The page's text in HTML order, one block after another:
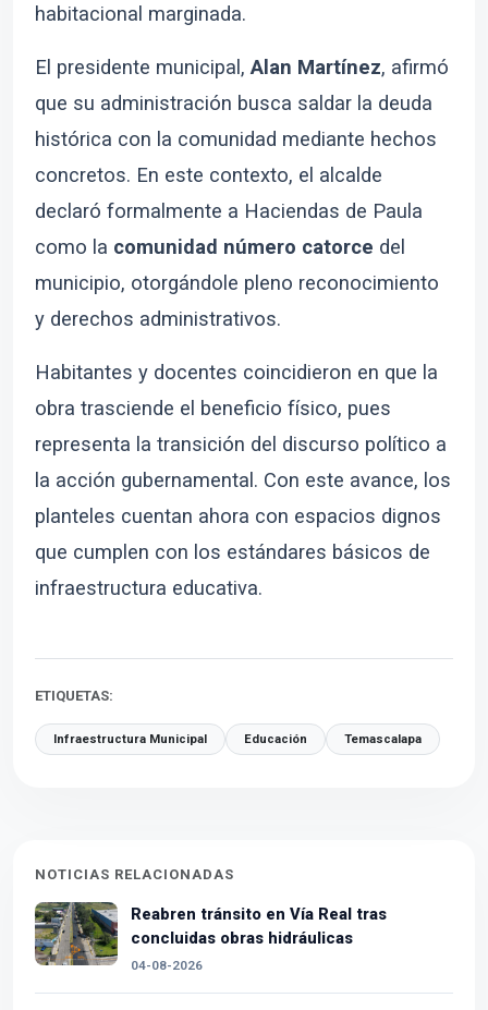
habitacional marginada.
El presidente municipal, Alan Martínez, afirmó
que su administración busca saldar la deuda
histórica con la comunidad mediante hechos
concretos. En este contexto, el alcalde
declaró formalmente a Haciendas de Paula
como la comunidad número catorce del
municipio, otorgándole pleno reconocimiento
y derechos administrativos.
Habitantes y docentes coincidieron en que la
obra trasciende el beneficio físico, pues
representa la transición del discurso político a
la acción gubernamental. Con este avance, los
planteles cuentan ahora con espacios dignos
que cumplen con los estándares básicos de
infraestructura educativa.
ETIQUETAS:
Infraestructura Municipal Educación Temascalapa
NOTICIAS RELACIONADAS
Reabren tránsito en Vía Real tras
concluidas obras hidráulicas
04-08-2026